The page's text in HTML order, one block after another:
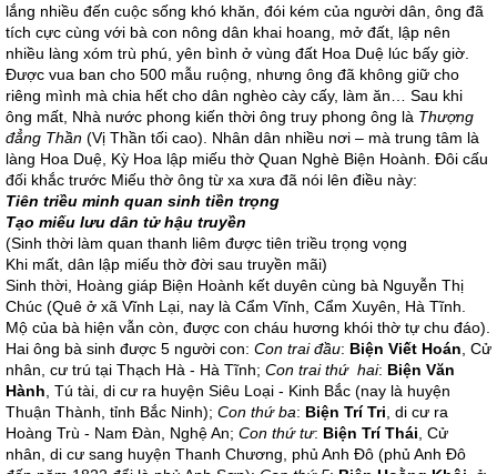
lắng nhiều đến cuộc sống khó khăn, đói kém của người dân, ông đã
tích cực cùng với bà con nông dân khai hoang, mở đất, lập nên
nhiều làng xóm trù phú, yên bình ở vùng đất Hoa Duệ lúc bấy giờ.
Được vua ban cho 500 mẫu ruộng, nhưng ông đã không giữ cho
riêng mình mà chia hết cho dân nghèo cày cấy, làm ăn… Sau khi
ông mất, Nhà nước phong kiến thời ông truy phong ông là Thượng
đẳng Thần (Vị Thần tối cao). Nhân dân nhiều nơi – mà trung tâm là
làng Hoa Duệ, Kỳ Hoa lập miếu thờ Quan Nghè Biện Hoành. Đôi cấu
đối khắc trước Miếu thờ ông từ xa xưa đã nói lên điều này:
Tiên triều minh quan sinh tiền trọng
Tạo miếu lưu dân tử hậu truyền
(Sinh thời làm quan thanh liêm được tiên triều trọng vọng
Khi mất, dân lập miếu thờ đời sau truyền mãi)
Sinh thời, Hoàng giáp Biện Hoành kết duyên cùng bà Nguyễn Thị
Chúc (Quê ở xã Vĩnh Lại, nay là Cẩm Vĩnh, Cẩm Xuyên, Hà Tĩnh.
Mộ của bà hiện vẫn còn, được con cháu hương khói thờ tự chu đáo).
Hai ông bà sinh được 5 người con: Con trai đầu: Biện Viết Hoán , Cử
nhân, cư trú tại Thạch Hà - Hà Tĩnh; Con trai thứ hai: Biện Văn
Hành , Tú tài, di cư ra huyện Siêu Loại - Kinh Bắc (nay là huyện
Thuận Thành, tỉnh Bắc Ninh); Con thứ ba: Biện Trí Tri , di cư ra
Hoàng Trù - Nam Đàn, Nghệ An; Con thứ tư: Biện Trí Thái , Cử
nhân, di cư sang huyện Thanh Chương, phủ Anh Đô (phủ Anh Đô